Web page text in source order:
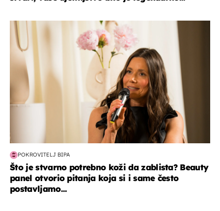
moda & ljepota
POKROVITELJ BIPA
Što je stvarno potrebno koži da zablista? Beauty
panel otvorio pitanja koja si i same često
postavljamo...